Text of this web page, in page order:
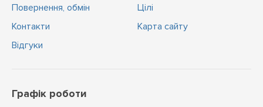
Повернення, обмін
Контакти
Відгуки
Цiлi
Карта сайту
Графік роботи